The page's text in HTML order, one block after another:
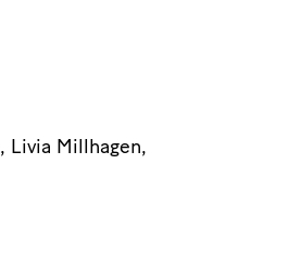
Livia Millhagen,